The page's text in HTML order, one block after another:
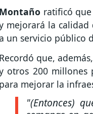
Montaño ratificó
mejorará la calidad
un servicio público
Recordó que,
otros 200 millones
para mejorar la
"(Entonces)